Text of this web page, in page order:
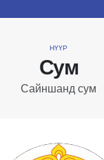
Сум
Сайншанд сум
НҮҮР